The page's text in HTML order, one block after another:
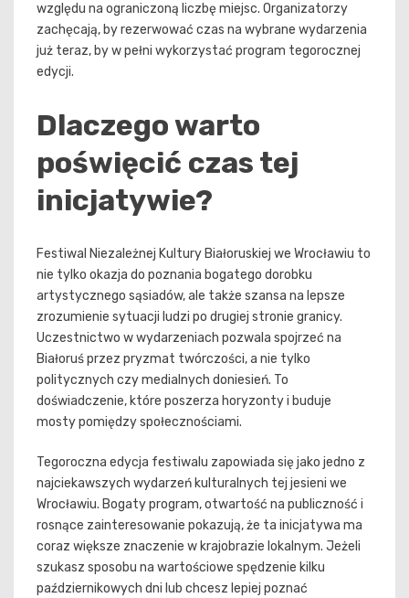
względu na ograniczoną liczbę miejsc. Organizatorzy
zachęcają, by rezerwować czas na wybrane wydarzenia
już teraz, by w pełni wykorzystać program tegorocznej
edycji.
Dlaczego warto
poświęcić czas tej
inicjatywie?
Festiwal Niezależnej Kultury Białoruskiej we Wrocławiu to
nie tylko okazja do poznania bogatego dorobku
artystycznego sąsiadów, ale także szansa na lepsze
zrozumienie sytuacji ludzi po drugiej stronie granicy.
Uczestnictwo w wydarzeniach pozwala spojrzeć na
Białoruś przez pryzmat twórczości, a nie tylko
politycznych czy medialnych doniesień. To
doświadczenie, które poszerza horyzonty i buduje
mosty pomiędzy społecznościami.
Tegoroczna edycja festiwalu zapowiada się jako jedno z
najciekawszych wydarzeń kulturalnych tej jesieni we
Wrocławiu. Bogaty program, otwartość na publiczność i
rosnące zainteresowanie pokazują, że ta inicjatywa ma
coraz większe znaczenie w krajobrazie lokalnym. Jeżeli
szukasz sposobu na wartościowe spędzenie kilku
październikowych dni lub chcesz lepiej poznać